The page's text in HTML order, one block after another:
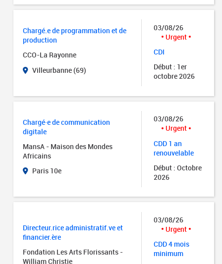
Chargé.e de programmation et de
production
CCO-La Rayonne
Villeurbanne (69)
03/08/26
Urgent
CDI
Début : 1er
octobre 2026
Chargé·e de communication
digitale
MansA - Maison des Mondes
Africains
Paris 10e
03/08/26
Urgent
CDD 1 an
renouvelable
Début : Octobre
2026
Directeur.rice administratif.ve et
financier.ère
Fondation Les Arts Florissants -
William Christie
03/08/26
Urgent
CDD 4 mois
minimum